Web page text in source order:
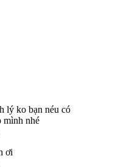
lý ko bạn néu có
mình nhé
ơi